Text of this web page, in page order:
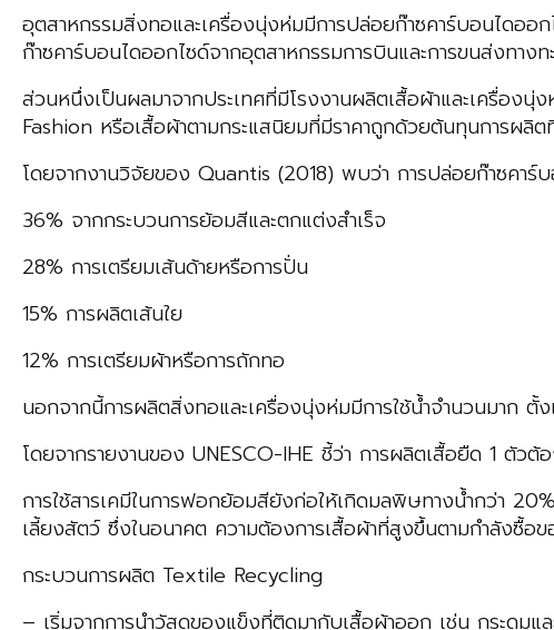
อุตสาหกรรมสิ่งทอและเครื่องนุ่งห่มมีการปล่อยก๊าซคาร์บอนไดอ
ก๊าซคาร์บอนไดออกไซด์จากอุตสาหกรรมการบินและการขนส่งทางท
ส่วนหนึ่งเป็นผลมาจากประเทศที่มีโรงงานผลิตเสื้อผ้าและเครื่อง
Fashion หรือเสื้อผ้าตามกระแสนิยมที่มีราคาถูกด้วยต้นทุนการผ
โดยจากงานวิจัยของ Quantis (2018) พบว่า การปล่อยก๊าซคาร์
36% จากกระบวนการย้อมสีและตกแต่งสำเร็จ
28% การเตรียมเส้นด้ายหรือการปั่น
15% การผลิตเส้นใย
12% การเตรียมผ้าหรือการถักทอ
นอกจากนี้การผลิตสิ่งทอและเครื่องนุ่งห่มมีการใช้น้ำจำนวนมาก ตั้
โดยจากรายงานของ UNESCO-IHE ชี้ว่า การผลิตเสื้อยืด 1 ตั
การใช้สารเคมีในการฟอกย้อมสียังก่อให้เกิดมลพิษทางน้ำกว่า
เลี้ยงสัตว์ ซึ่งในอนาคต ความต้องการเสื้อผ้าที่สูงขึ้นตามกำลังซื้
กระบวนการผลิต Textile Recycling
– เริ่มจากการนำวัสดุของแข็งที่ติดมากับเสื้อผ้าออก เช่น กระดุมแ